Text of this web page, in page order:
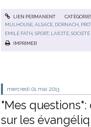
LIEN PERMANENT
MULHOUSE ,ALSACE DORNACH
EMILE FATH,SPORT, LAÏCITÉ,
IMPRIMER
mercredi 01 mai 2013
"Mes
sur les